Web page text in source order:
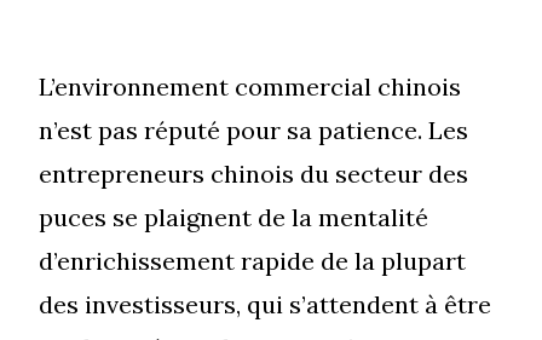
L’environnement commercial chinois
n’est pas réputé pour sa patience. Les
entrepreneurs chinois du secteur des
puces se plaignent de la mentalité
d’enrichissement rapide de la plupart
des investisseurs, qui s’attendent à être